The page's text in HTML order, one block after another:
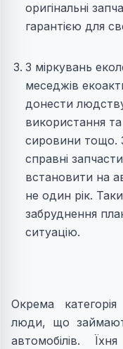
оригінальні
гарантією для
З міркувань
меседжів
донести
використання
сировини тощо.
справні
встановити на
не один рік.
забруднення
ситуацію.
Окрема
люди, що
автомобілів.